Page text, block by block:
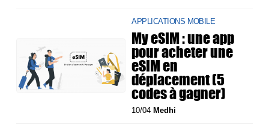
APPLICATIONS MOBILE
My eSIM : une app
pour acheter une
eSIM en
déplacement (5
codes à gagner)
10/04Medhi